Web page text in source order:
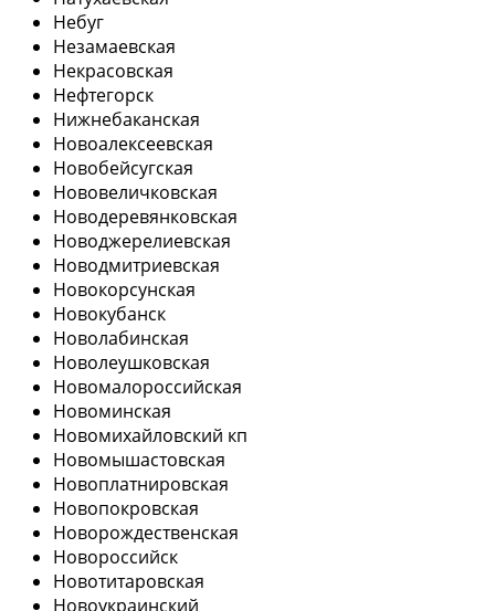
Небуг
Незамаевская
Некрасовская
Нефтегорск
Нижнебаканская
Новоалексеевская
Новобейсугская
Нововеличковская
Новодеревянковская
Новоджерелиевская
Новодмитриевская
Новокорсунская
Новокубанск
Новолабинская
Новолеушковская
Новомалороссийская
Новоминская
Новомихайловский кп
Новомышастовская
Новоплатнировская
Новопокровская
Новорождественская
Новороссийск
Новотитаровская
Новоукраинский